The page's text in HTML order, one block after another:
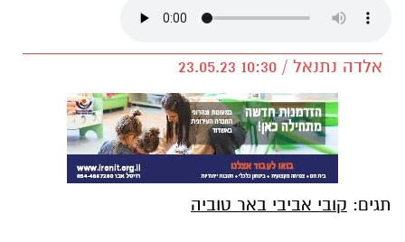
אלדה נתנאל / 10:30 23.05.23
תגים: קובי אביבי באר טוביה